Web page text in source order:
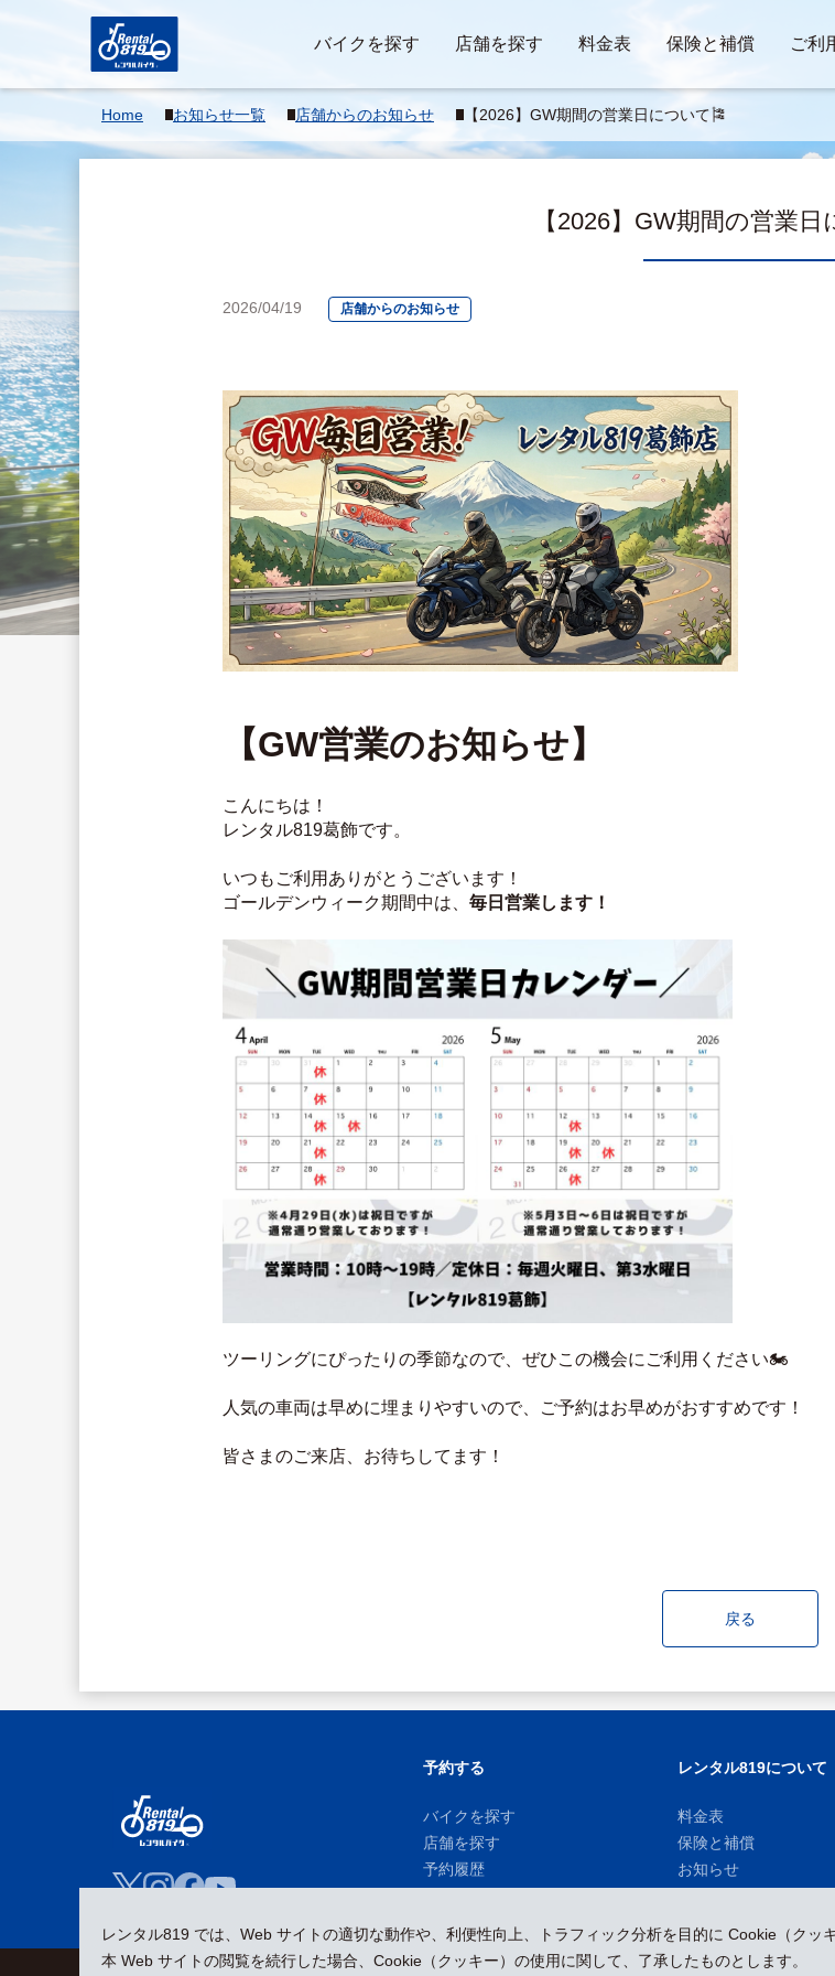
バイクを探す 店舗を探す 料金表 保険と補償 ご利
Home お知らせ一覧 店舗からのお知らせ 【2026】GW期間の営業日について🎏
【2026】GW期間の営業
2026/04/19 店舗からのお知らせ
【GW営業のお知らせ】
こんにちは！
レンタル819葛飾です。
いつもご利用ありがとうございます！
ゴールデンウィーク期間中は、 毎日営業します！
ツーリングにぴったりの季節なので、ぜひこの機会にご利用ください🏍️
人気の車両は早めに埋まりやすいので、ご予約はお早めがおすすめです！
皆さまのご来店、お待ちしてます！
戻る
レンタル819 では、Web サイトの適切な動作や、利便性向上、トラフィック分析を目的に Cookie（クッ
本 Web サイトの閲覧を続行した場合、Cookie（クッキー）の使用に関して、了承したものとします。
予約する
バイクを探す
店舗を探す
予約履歴
レンタル819について
料金表
保険と補償
お知らせ